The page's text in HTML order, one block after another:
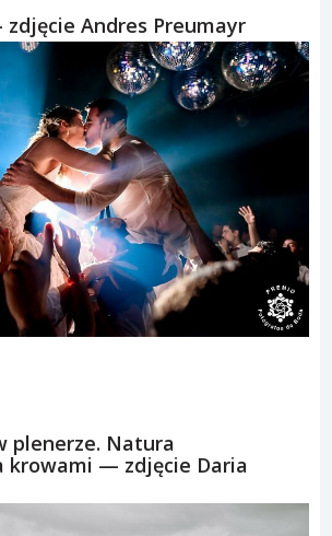
zdjęcie Andres Preumayr
plenerze. Natura
krowami — zdjęcie Daria